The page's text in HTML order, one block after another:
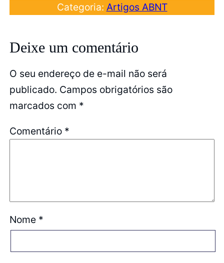
Categoria: Artigos ABNT
Deixe um comentário
O seu endereço de e-mail não será
publicado. Campos obrigatórios são
marcados com *
Comentário *
Nome *